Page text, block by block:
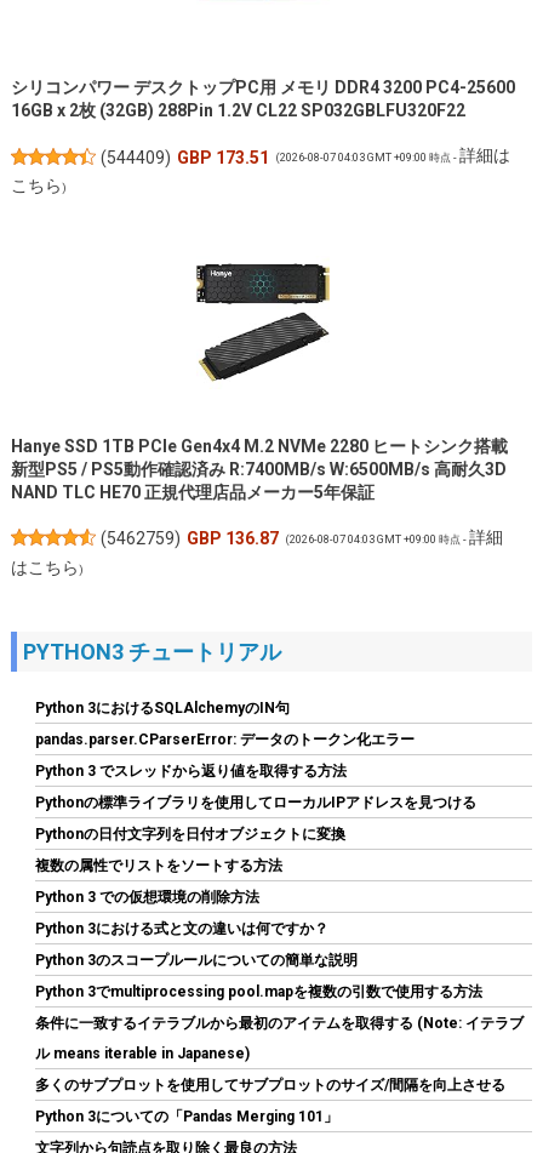
シリコンパワー デスクトップPC用 メモリ DDR4 3200 PC4-25600
16GB x 2枚 (32GB) 288Pin 1.2V CL22 SP032GBLFU320F22
(544409) GBP 173.51 (2026-08-07 04:03 GMT +09:00 時点 -詳細は
こちら)
Hanye SSD 1TB PCIe Gen4x4 M.2 NVMe 2280 ヒートシンク搭載
新型PS5 / PS5動作確認済み R:7400MB/s W:6500MB/s 高耐久3D
NAND TLC HE70 正規代理店品メーカー5年保証
(5462759) GBP 136.87 (2026-08-07 04:03 GMT +09:00 時点 -詳細
はこちら)
玄人志向 電源ユニット 650W ATX 電源 80 PLUS ブロンズ PC電源
静音ファン ブラック 【メーカー正規出品】 KRPW-BD650W/85+
(54013) GBP 23.98 (2026-08-07 04:03 GMT +09:00 時点 -
ちら)
PYTHON3 チュートリアル
Python 3におけるSQLAlchemyのIN句
pandas.parser.CParserError: データのトークン化エラー
Python 3 でスレッドから返り値を取得する方法
Pythonの標準ライブラリを使用してローカルIPアドレスを見つける
Pythonの日付文字列を日付オブジェクトに変換
複数の属性でリストをソートする方法
Python 3 での仮想環境の削除方法
Python 3における式と文の違いは何ですか？
Python 3のスコープルールについての簡単な説明
Python 3でmultiprocessing pool.mapを複数の引数で使用する方法
条件に一致するイテラブルから最初のアイテムを取得する (Note: イテラブ
ル means iterable in Japanese)
多くのサブプロットを使用してサブプロットのサイズ/間隔を向上させる
Python 3についての「Pandas Merging 101」
文字列から句読点を取り除く最良の方法